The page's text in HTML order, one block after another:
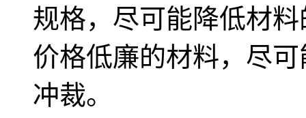
规格，尽可能降低材
价格低廉的材料，尽
冲裁。